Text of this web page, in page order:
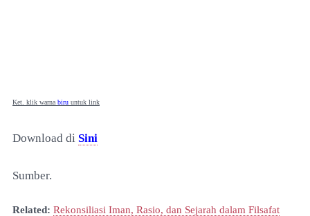
Ket. klik warna biru untuk link
Download di Sini
Sumber.
Related: Rekonsiliasi Iman, Rasio, dan Sejarah dalam Filsafat